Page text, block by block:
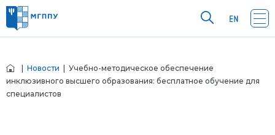
Новости | Учебно-методическое обеспечение
инклюзивного высшего образования: бесплатное обучение для
специалистов